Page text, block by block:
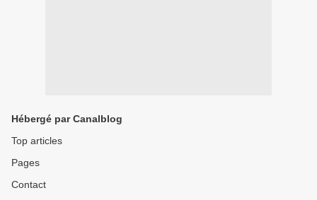
Hébergé par Canalblog
Top articles
Pages
Contact